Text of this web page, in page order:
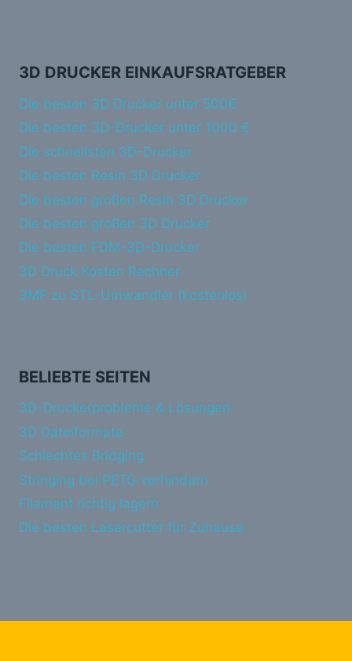
3D DRUCKER EINKAUFSRATGEBER
Die besten 3D Drucker unter 500€
Die besten 3D-Drucker unter 1000 €
Die schnellsten 3D-Drucker
Die besten Resin 3D Drucker
Die besten großen Resin 3D Drucker
Die besten großen 3D Drucker
Die besten FDM-3D-Drucker
3D Druck Kosten Rechner
3MF zu STL-Umwandler (kostenlos)
BELIEBTE SEITEN
3D-Druckerprobleme & Lösungen
3D Dateiformate
Schlechtes Bridging
Stringing bei PETG verhindern
Filament richtig lagern
Die besten Lasercutter für Zuhause